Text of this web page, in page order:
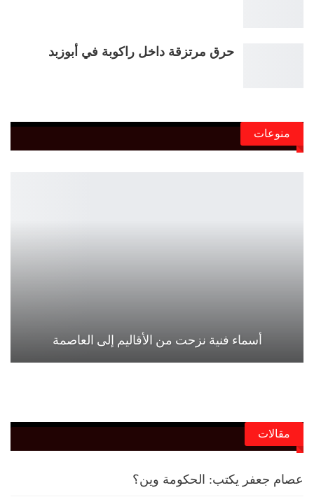
حرق مرتزقة داخل راكوبة في أبوزبد
منوعات
أسماء فنية نزحت من الأقاليم إلى العاصمة
مقالات
عصام جعفر يكتب: الحكومة وين؟